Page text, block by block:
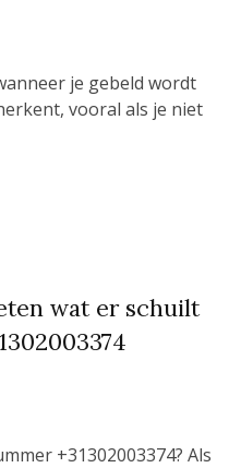
je gebeld wordt
vooral als je niet
wat er schuilt
+31302003374? Als